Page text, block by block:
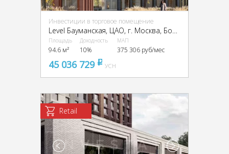
Инвестиции в торговое помещение
Площадь
94.6 м²
Доходность
10%
МАП
375 306 руб/мес
45 036 729 pуб
УСН
Retail